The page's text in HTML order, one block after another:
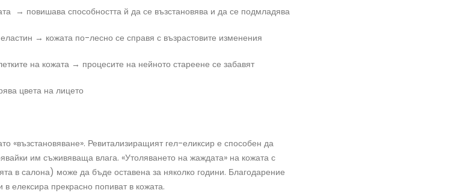
→ повишава способността й да се възстановява и да се подмладява
→ кожата по-лесно се справя с възрастовите изменения
на кожата → процесите на нейното стареене се забавят
цвета на лицето
«възстановяване». Ревитализиращият гел-еликсир е способен да
им съживяваща влага. «Утоляването на жаждата» на кожата с
в салона) може да бъде оставена за няколко години. Благодарение
в елексира прекрасно попиват в кожата.